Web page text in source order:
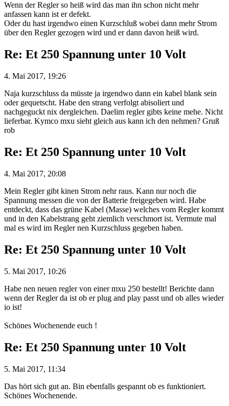
Wenn der Regler so heiß wird das man ihn schon nicht mehr
anfassen kann ist er defekt.
Oder du hast irgendwo einen Kurzschluß wobei dann mehr Strom
über den Regler gezogen wird und er dann davon heiß wird.
Re: Et 250 Spannung unter 10 Volt
4. Mai 2017, 19:26
Naja kurzschluss da müsste ja irgendwo dann ein kabel blank sein
oder gequetscht. Habe den strang verfolgt abisoliert und
nachgeguckt nix dergleichen. Daelim regler gibts keine mehe. Nicht
lieferbar. Kymco mxu sieht gleich aus kann ich den nehmen? Gruß
rob
Re: Et 250 Spannung unter 10 Volt
4. Mai 2017, 20:08
Mein Regler gibt kinen Strom nehr raus. Kann nur noch die
Spannung messen die von der Batterie freigegeben wird. Habe
entdeckt, dass das grüne Kabel (Masse) welches vom Regler kommt
und in den Kabelstrang geht ziemlich verschmort ist. Vermute mal
mal es wird im Regler nen Kurzschluss gegeben haben.
Re: Et 250 Spannung unter 10 Volt
5. Mai 2017, 10:26
Habe nen neuen regler von einer mxu 250 bestellt! Berichte dann
wenn der Regler da ist ob er plug and play passt und ob alles wieder
io ist!
Schönes Wochenende euch !
Re: Et 250 Spannung unter 10 Volt
5. Mai 2017, 11:34
Das hört sich gut an. Bin ebenfalls gespannt ob es funktioniert.
Schönes Wochenende.